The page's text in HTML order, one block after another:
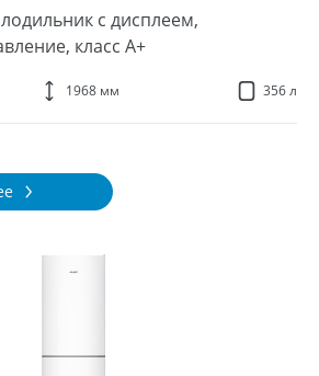
с дисплеем,
класс A+
1968 мм 356 л